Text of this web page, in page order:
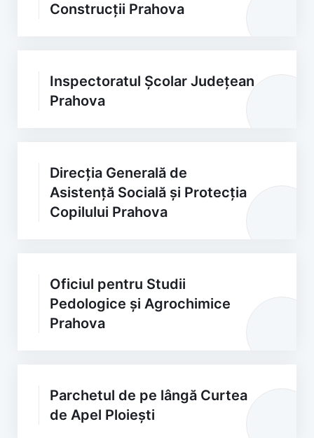
Construcții Prahova
Inspectoratul Școlar Județean
Prahova
Direcția Generală de
Asistență Socială și Protecția
Copilului Prahova
Oficiul pentru Studii
Pedologice și Agrochimice
Prahova
Parchetul de pe lângă Curtea
de Apel Ploiești